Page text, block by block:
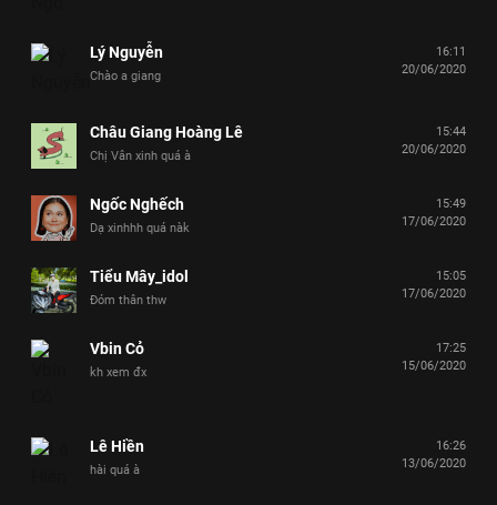
Lý Nguyễn
Chào a giang
16:11
20/06/2020
Châu Giang Hoàng Lê
Chị Vân xinh quá à
15:44
20/06/2020
Ngốc Nghếch
Dạ xinhhh quá nàk
15:49
17/06/2020
Tiểu Mây_idol
Đóm thân thw
15:05
17/06/2020
Vbin Cỏ
kh xem đx
17:25
15/06/2020
Lê Hiền
hài quá à
16:26
13/06/2020